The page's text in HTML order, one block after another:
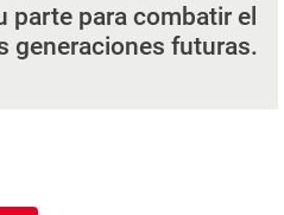
para combatir el
generaciones futuras.